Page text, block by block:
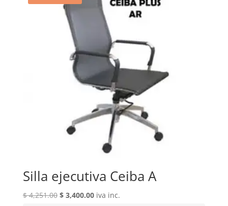
Silla ejecutiva Ceiba A
$4,251.00 El
$3,400.00Eliva inc.